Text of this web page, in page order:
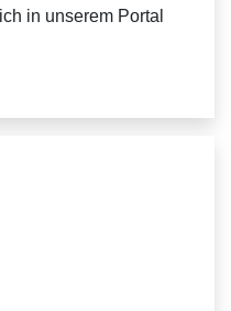
in unserem Portal